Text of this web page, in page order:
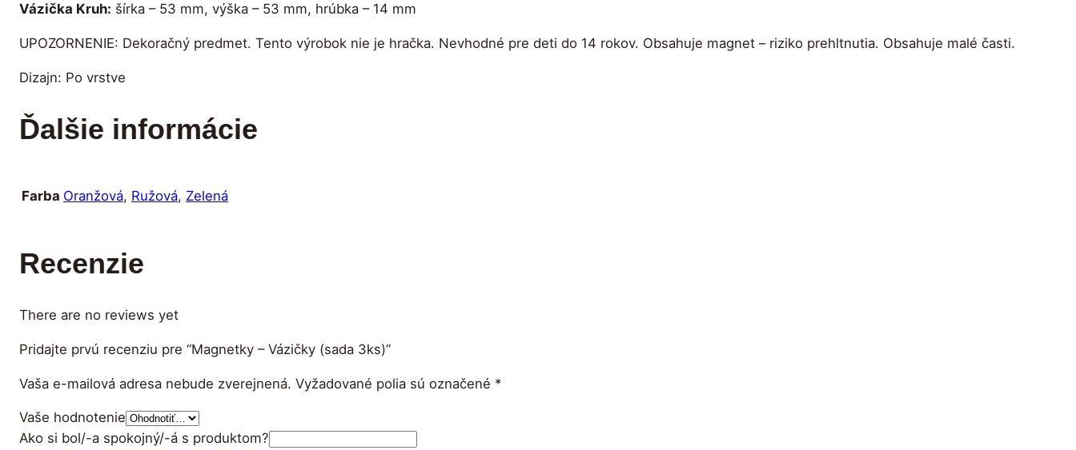
Vázička Kruh: šírka – 53 mm, výška – 53 mm, hrúbka – 14 mm
UPOZORNENIE: Dekoračný predmet. Tento výrobok nie je hračka. Nevhodné pre deti do 14 rokov. Obsahuje magnet – riziko prehltnutia. Obsahuje malé časti.
Dizajn: Po vrstve
Ďalšie informácie
Farba Oranžová, Ružová, Zelená
Recenzie
There are no reviews yet
Pridajte prvú recenziu pre “Magnetky – Vázičky (sada 3ks)”
Vaša e-mailová adresa nebude zverejnená. Vyžadované polia sú označené *
Vaše hodnotenie
Ako si bol/-a spokojný/-á s produktom?